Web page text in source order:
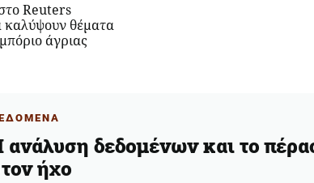
Reuters
καλύψουν θέματα
άγριας
ανάλυση δεδομένων και το
ήχο